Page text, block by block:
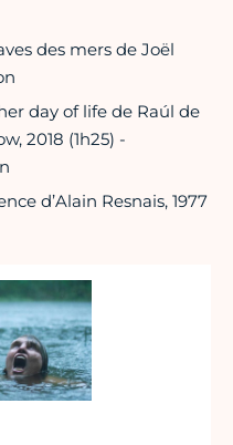
des mers de Joël
day of life de Raúl de
2018 (1h25) -
d’Alain Resnais, 1977